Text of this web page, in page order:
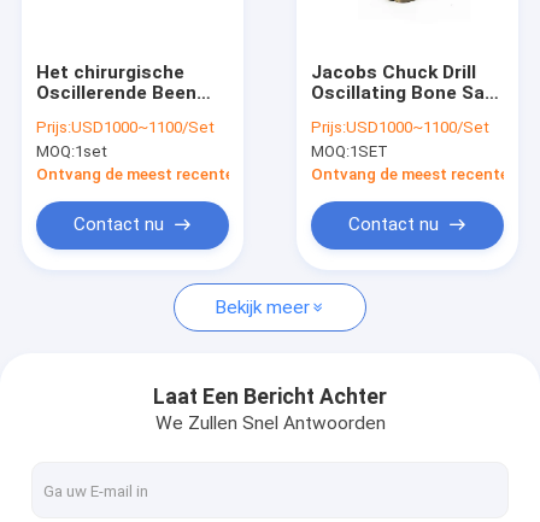
Nieuws
Medische Beenboor
Chirurgische Beenboor
Oscillerende Beenzaag
Vergeldende Beenzaag
Het chirurgische
Oscillerende Been
met Jacobs Chuck
Drill
Prijs:USD1000~1100/Set
MOQ:1set
Ontvang de meest recente Prijs
Contact nu
Jacobs Chuck Drill
Oscillating Bone Saw
voor Chirurgisch
Prijs:USD1000~1100/Set
MOQ:1SET
Ontvang de meest recente
Contact nu
Bekijk meer
Laat Een Bericht Achter
We Zullen Snel Antwoorden